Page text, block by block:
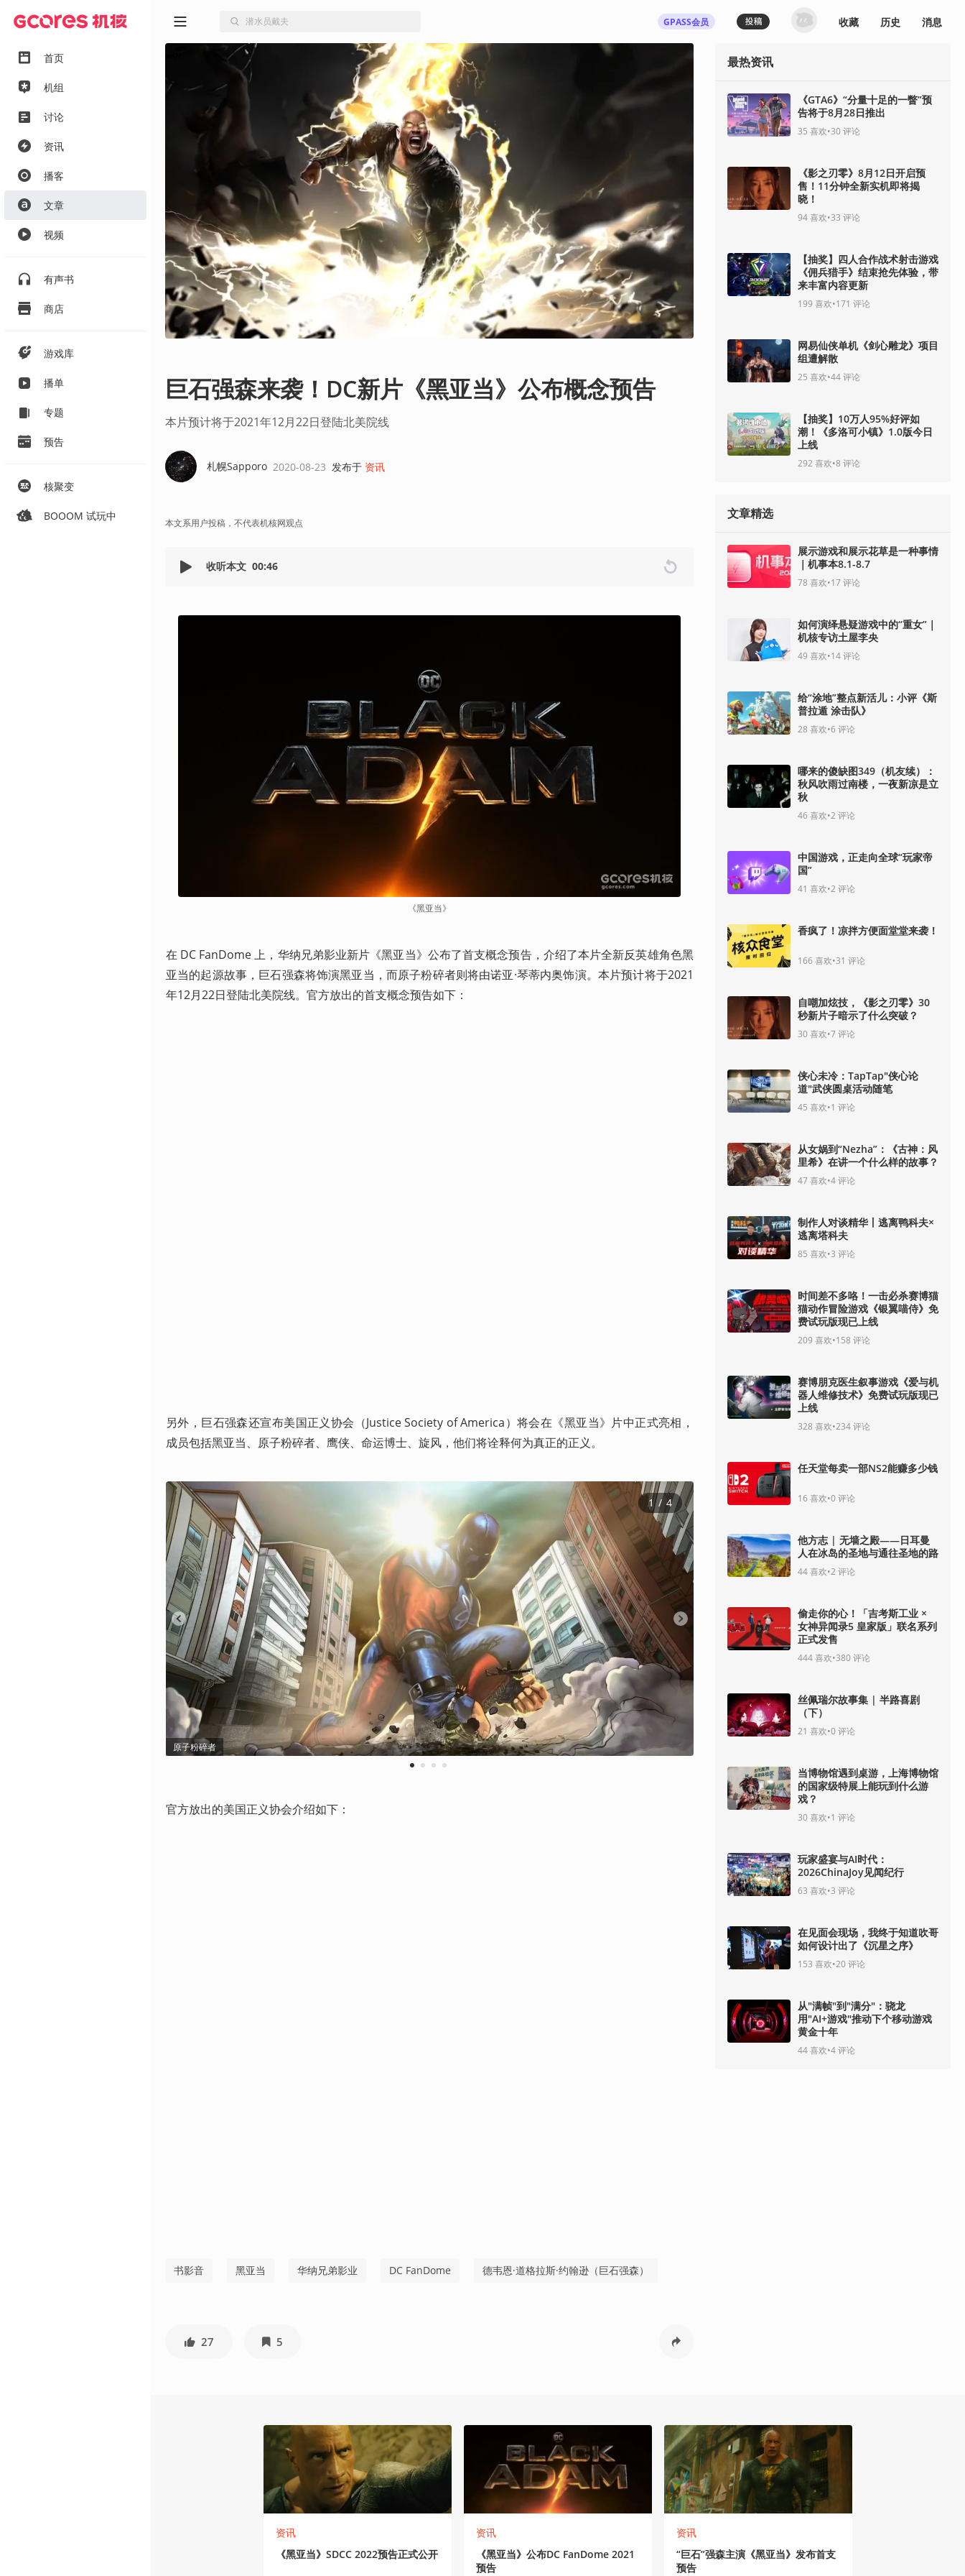
首页
机组
讨论
资讯
播客
文章
视频
有声书
商店
游戏库
播单
专题
预告
核聚变
BOOOM 试玩中
GPASS会员
登录机核你可以：
下载收藏播客节目 多端历史播放同步
发布内容动态/评论 关注喜欢的创作者
收藏 历史 消息
巨石强森来袭！DC新片《黑亚当》公布概念预告
本片预计将于2021年12月22日登陆北美院线
札幌Sapporo 2020-08-23 发布于 资讯
本文系用户投稿，不代表机核网观点
收听本文 00:46
《黑亚当》
在 DC FanDome 上，华纳兄弟影业新片《黑亚当》公布了首支概念预告，介绍了本片全新反英雄角色黑
亚当的起源故事，巨石强森将饰演黑亚当，而原子粉碎者则将由诺亚·琴蒂内奥饰演。本片预计将于2021
年12月22日登陆北美院线。官方放出的首支概念预告如下：
另外，巨石强森还宣布美国正义协会（Justice Society of America）将会在《黑亚当》片中正式亮相，
成员包括黑亚当、原子粉碎者、鹰侠、命运博士、旋风，他们将诠释何为真正的正义。
原子粉碎者
1 2 3 4
1 / 4
官方放出的美国正义协会介绍如下：
书影音 黑亚当 华纳兄弟影业 DC FanDome 德韦恩·道格拉斯·约翰逊（巨石强森）
27 5
最热资讯
《GTA6》“分量十足的一瞥”预
告将于8月28日推出
35 喜欢•30评论
《影之刃零》8月12日开启预
售！11分钟全新实机即将揭
晓！
94喜欢•33 评论
【抽奖】四人合作战术射击游戏
《佣兵猎手》结束抢先体验，带
来丰富内容更新
199 喜欢•171 评论
网易仙侠单机《剑心雕龙》项目
组遭解散
25 喜欢•44评论
【抽奖】10万人95%好评如
潮！《多洛可小镇》1.0版今日
上线
292 喜欢•8 评论
文章精选
展示游戏和展示花草是一种事情
｜机事本8.1-8.7
78 喜欢•17评论
如何演绎悬疑游戏中的“重女”｜
机核专访土屋李央
49 喜欢•14评论
给“涂地”整点新活儿：小评《斯
普拉遁 涂击队》
28 喜欢•6评论
哪来的傻缺图349（机友续）：
秋风吹雨过南楼，一夜新凉是立
秋
46喜欢•2 评论
中国游戏，正走向全球“玩家帝
国”
41 喜欢•2 评论
香疯了！凉拌方便面堂堂来袭！
166喜欢•31 评论
自嘲加炫技，《影之刃零》30
秒新片子暗示了什么突破？
30喜欢•7评论
侠心未冷：TapTap"侠心论
道"武侠圆桌活动随笔
45 喜欢•1 评论
从女娲到“Nezha”：《古神：风
里希》在讲一个什么样的故事？
47喜欢•4评论
制作人对谈精华丨逃离鸭科夫×
逃离塔科夫
85 喜欢•3 评论
时间差不多咯！一击必杀赛博猫
猫动作冒险游戏《银翼喵侍》免
费试玩版现已上线
209 喜欢•158 评论
赛博朋克医生叙事游戏《爱与机
器人维修技术》免费试玩版现已
上线
328 喜欢•234评论
任天堂每卖一部NS2能赚多少钱
16喜欢•0评论
他方志 | 无墙之殿——日耳曼
人在冰岛的圣地与通往圣地的路
44喜欢•2 评论
偷走你的心！「吉考斯工业 ×
女神异闻录5 皇家版」联名系列
正式发售
444喜欢•380评论
丝佩瑞尔故事集 | 半路喜剧
（下）
21 喜欢•0评论
当博物馆遇到桌游，上海博物馆
的国家级特展上能玩到什么游
戏？
30喜欢•1 评论
玩家盛宴与AI时代：
2026ChinaJoy见闻纪行
63 喜欢•3 评论
在见面会现场，我终于知道吹哥
如何设计出了《沉星之序》
153 喜欢•20评论
从"满帧"到"满分"：骁龙
用"AI+游戏"推动下个移动游戏
黄金十年
44喜欢•4评论
资讯
《黑亚当》SDCC 2022预告正式公开
资讯
《黑亚当》公布DC FanDome 2021
预告
资讯
“巨石”强森主演《黑亚当》发布首支
预告